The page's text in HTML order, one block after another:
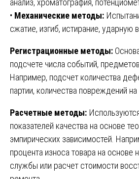
анализ, хроматография,
• Механические методы:
сжатие, изгиб, истирание, ударную
Регистрационные методы:
подсчете числа событий, предметов
Например, подсчет количества
партии, количества повреждений
Расчетные методы:
показателей качества на основе
эмпирических зависимостей.
процента износа товара на основе
службы или расчет стоимости